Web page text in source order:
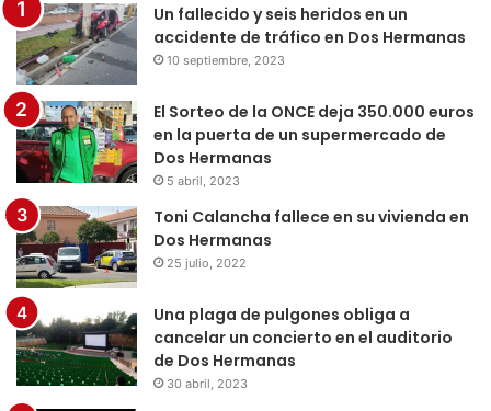
Un fallecido y seis heridos en un
accidente de tráfico en Dos Hermanas
10 septiembre, 2023
El Sorteo de la ONCE deja 350.000 euros
en la puerta de un supermercado de
Dos Hermanas
5 abril, 2023
Toni Calancha fallece en su vivienda en
Dos Hermanas
25 julio, 2022
Una plaga de pulgones obliga a
cancelar un concierto en el auditorio
de Dos Hermanas
30 abril, 2023